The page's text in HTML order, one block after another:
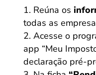
Reúna os
todas as
Acesse o
app “Meu
declaração pré-